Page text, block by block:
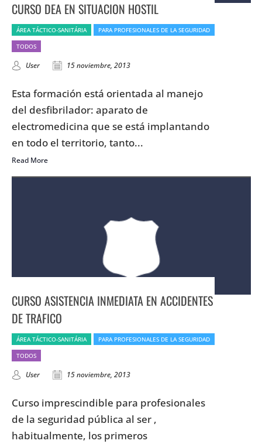
CURSO DEA EN SITUACION HOSTIL
ÁREA TÁCTICO-SANITÁRIA
PARA PROFESIONALES DE LA SEGURIDAD
TODOS
User 15 noviembre, 2013
Esta formación está orientada al manejo
del desfibrilador: aparato de
electromedicina que se está implantando
en todo el territorio, tanto...
Read More
CURSO ASISTENCIA INMEDIATA EN ACCIDENTES
DE TRAFICO
ÁREA TÁCTICO-SANITÁRIA
PARA PROFESIONALES DE LA SEGURIDAD
TODOS
User 15 noviembre, 2013
Curso imprescindible para profesionales
de la seguridad pública al ser ,
habitualmente, los primeros